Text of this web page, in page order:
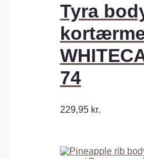
Tyra
74
229,95 kr.